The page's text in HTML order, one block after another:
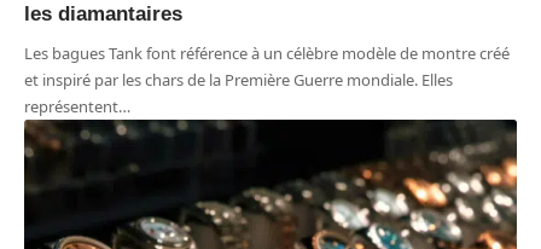
les diamantaires
Les bagues Tank font référence à un célèbre modèle de montre créé
et inspiré par les chars de la Première Guerre mondiale. Elles
représentent…